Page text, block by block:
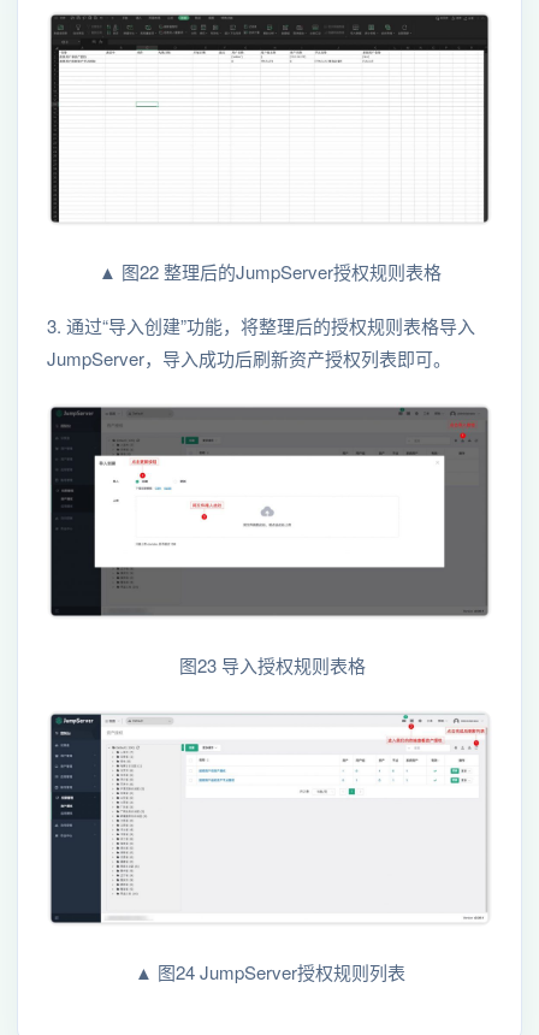
▲ 图22 整理后的JumpServer授权规则表格
3. 通过“导入创建”功能，将整理后的授权规则表格导入
JumpServer，导入成功后刷新资产授权列表即可。
图23 导入授权规则表格
▲ 图24 JumpServer授权规则列表